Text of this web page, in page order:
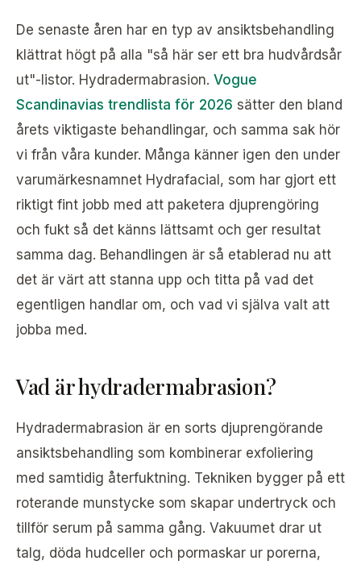
De senaste åren har en typ av ansiktsbehandling
klättrat högt på alla "så här ser ett bra hudvårdsår
ut"-listor. Hydradermabrasion. Vogue
Scandinavias trendlista för 2026 sätter den bland
årets viktigaste behandlingar, och samma sak hör
vi från våra kunder. Många känner igen den under
varumärkesnamnet Hydrafacial, som har gjort ett
riktigt fint jobb med att paketera djuprengöring
och fukt så det känns lättsamt och ger resultat
samma dag. Behandlingen är så etablerad nu att
det är värt att stanna upp och titta på vad det
egentligen handlar om, och vad vi själva valt att
jobba med.
Vad är hydradermabrasion?
Hydradermabrasion är en sorts djuprengörande
ansiktsbehandling som kombinerar exfoliering
med samtidig återfuktning. Tekniken bygger på ett
roterande munstycke som skapar undertryck och
tillför serum på samma gång. Vakuumet drar ut
talg, döda hudceller och pormaskar ur porerna,